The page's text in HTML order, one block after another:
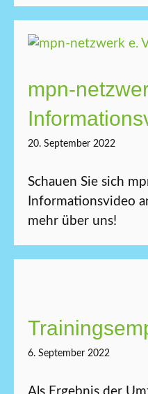
mpn-
20. September 2022
Schauen Sie sich
Informationsvideo
mehr über uns!
6. September 2022